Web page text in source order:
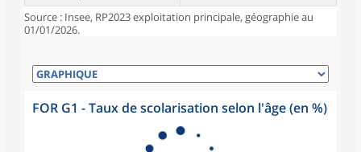
Source : Insee, RP2023 exploitation principale, géographie au
01/01/2026.
FOR G1 - Taux de scolarisation selon l'âge (en %)